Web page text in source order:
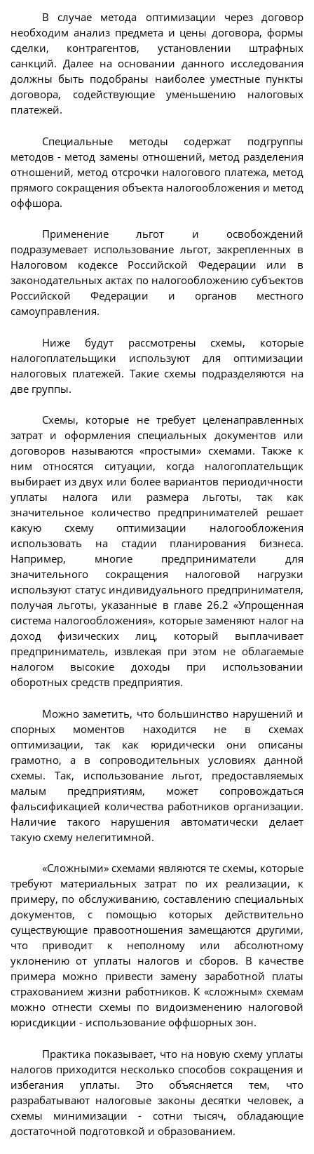
В случае метода оптимизации через договор
необходим анализ предмета и цены договора, формы
сделки, контрагентов, установлении штрафных
санкций. Далее на основании данного исследования
должны быть подобраны наиболее уместные пункты
договора, содействующие уменьшению налоговых
платежей.
Специальные методы содержат подгруппы
методов - метод замены отношений, метод разделения
отношений, метод отсрочки налогового платежа, метод
прямого сокращения объекта налогообложения и метод
оффшора.
Применение льгот и освобождений
подразумевает использование льгот, закрепленных в
Налоговом кодексе Российской Федерации или в
законодательных актах по налогообложению субъектов
Российской Федерации и органов местного
самоуправления.
Ниже будут рассмотрены схемы, которые
налогоплательщики используют для оптимизации
налоговых платежей. Такие схемы подразделяются на
две группы.
Схемы, которые не требует целенаправленных
затрат и оформления специальных документов или
договоров называются «простыми» схемами. Также к
ним относятся ситуации, когда налогоплательщик
выбирает из двух или более вариантов периодичности
уплаты налога или размера льготы, так как
значительное количество предпринимателей решает
какую схему оптимизации налогообложения
использовать на стадии планирования бизнеса.
Например, многие предприниматели для
значительного сокращения налоговой нагрузки
используют статус индивидуального предпринимателя,
получая льготы, указанные в главе 26.2 «Упрощенная
система налогообложения», которые заменяют налог на
доход физических лиц, который выплачивает
предприниматель, извлекая при этом не облагаемые
налогом высокие доходы при использовании
оборотных средств предприятия.
Можно заметить, что большинство нарушений и
спорных моментов находится не в схемах
оптимизации, так как юридически они описаны
грамотно, а в сопроводительных условиях данной
схемы. Так, использование льгот, предоставляемых
малым предприятиям, может сопровождаться
фальсификацией количества работников организации.
Наличие такого нарушения автоматически делает
такую схему нелегитимной.
«Сложными» схемами являются те схемы, которые
требуют материальных затрат по их реализации, к
примеру, по обслуживанию, составлению специальных
документов, с помощью которых действительно
существующие правоотношения замещаются другими,
что приводит к неполному или абсолютному
уклонению от уплаты налогов и сборов. В качестве
примера можно привести замену заработной платы
страхованием жизни работников. К «сложным» схемам
можно отнести схемы по видоизменению налоговой
юрисдикции - использование оффшорных зон.
Практика показывает, что на новую схему уплаты
налогов приходится несколько способов сокращения и
избегания уплаты. Это объясняется тем, что
разрабатывают налоговые законы десятки человек, а
схемы минимизации - сотни тысяч, обладающие
достаточной подготовкой и образованием.